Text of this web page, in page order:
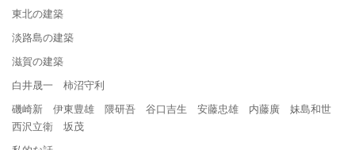
東北の建築
淡路島の建築
滋賀の建築
白井晟一 柿沼守利
磯崎新 伊東豊雄 隈研吾 谷口吉生 安藤忠雄 内藤廣 妹島和世
西沢立衛 坂茂